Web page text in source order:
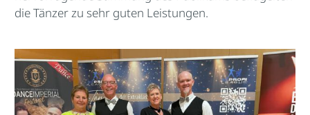
die Tänzer zu sehr guten Leistungen.